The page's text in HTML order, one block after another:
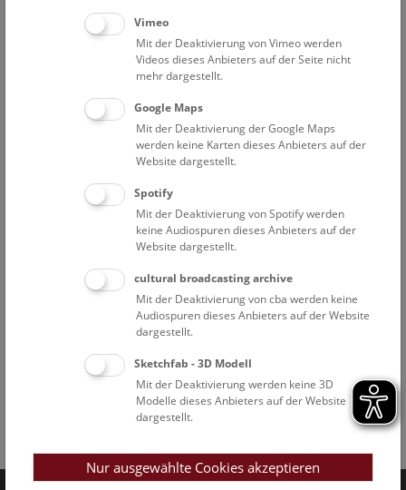
Eine Nacht im Museum
Vimeo
Mit der Deaktivierung von Vimeo werden
Videos dieses Anbieters auf der Seite nicht
mehr dargestellt.
Google Maps
Mit der Deaktivierung der Google Maps
werden keine Karten dieses Anbieters auf der
Website dargestellt.
Spotify
Mit der Deaktivierung von Spotify werden
keine Audiospuren dieses Anbieters auf der
Website dargestellt.
cultural broadcasting archive
Mit der Deaktivierung von cba werden keine
Audiospuren dieses Anbieters auf der Website
dargestellt.
Sketchfab - 3D Modell
Mit der Deaktivierung werden keine 3D
Modelle dieses Anbieters auf der Website
dargestellt.
Nur ausgewählte Cookies akzeptieren